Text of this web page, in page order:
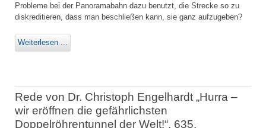
Probleme bei der Panoramabahn dazu benutzt, die Strecke so zu
diskreditieren, dass man beschließen kann, sie ganz aufzugeben?
Weiterlesen ...
Rede von Dr. Christoph Engelhardt „Hurra –
wir eröffnen die gefährlichsten
Doppelröhrentunnel der Welt!“, 635.